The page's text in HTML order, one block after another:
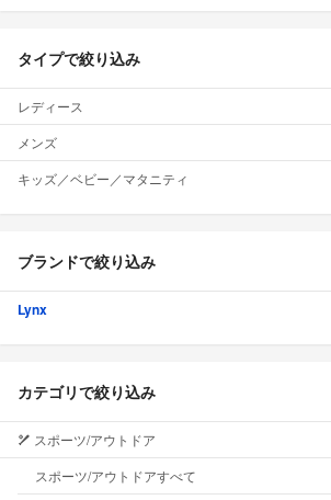
タイプで絞り込み
レディース
メンズ
キッズ／ベビー／マタニティ
ブランドで絞り込み
Lynx
カテゴリで絞り込み
スポーツ/アウトドア
スポーツ/アウトドアすべて